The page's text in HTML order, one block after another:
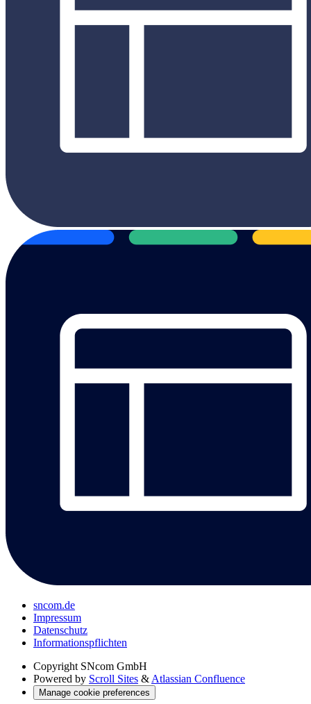
sncom.de
Impressum
Datenschutz
Informations­pflichten
Copyright SNcom GmbH
Powered by Scroll Sites & Atlassian Confluence
Manage cookie preferences